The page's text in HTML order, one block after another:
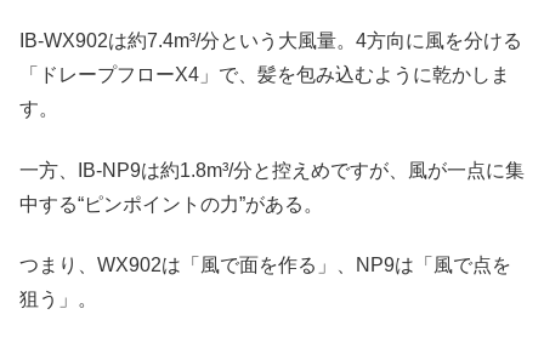
IB-WX902は約7.4m³/分という大風量。4方向に風を分ける
「ドレープフローX4」で、髪を包み込むように乾かしま
す。
一方、IB-NP9は約1.8m³/分と控えめですが、風が一点に集
中する“ピンポイントの力”がある。
つまり、WX902は「風で面を作る」、NP9は「風で点を
狙う」。